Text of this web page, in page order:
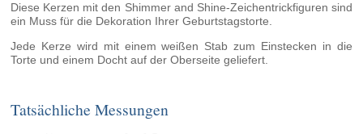
Diese Kerzen mit den Shimmer and Shine-Zeichentrickfiguren sind
ein Muss für die Dekoration Ihrer Geburtstagstorte.
Jede Kerze wird mit einem weißen Stab zum Einstecken in die
Torte und einem Docht auf der Oberseite geliefert.
Tatsächliche Messungen